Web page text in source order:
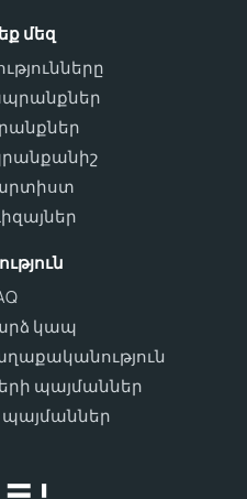
մեզ
կապ
պայմաններ
պայմաններ